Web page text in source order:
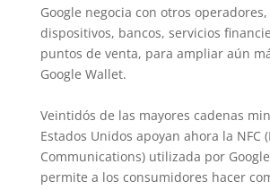
Google negocia con otros
dispositivos, bancos, servicios
puntos de venta, para ampliar aún
Google Wallet.
Veintidós de las mayores cadenas
Estados Unidos apoyan ahora la NFC
Communications) utilizada por
permite a los consumidores hacer